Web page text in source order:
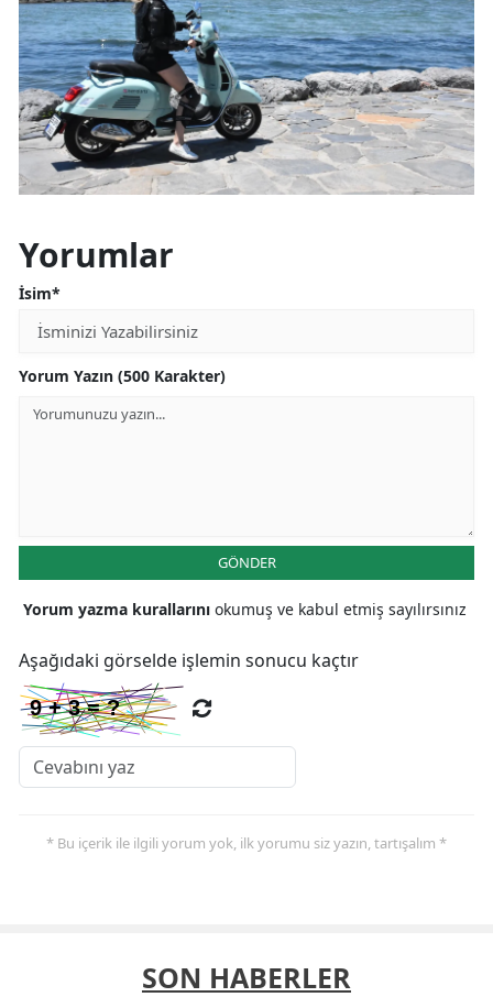
Yorumlar
İsim*
Yorum Yazın (500 Karakter)
GÖNDER
Yorum yazma kurallarını okumuş ve kabul etmiş sayılırsınız
Aşağıdaki görselde işlemin sonucu kaçtır
* Bu içerik ile ilgili yorum yok, ilk yorumu siz yazın, tartışalım *
SON HABERLER